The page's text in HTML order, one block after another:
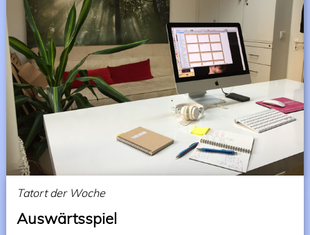
Tatort der Woche
Auswärtsspiel